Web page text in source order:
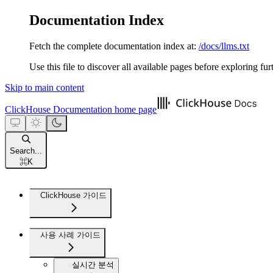
Documentation Index
Fetch the complete documentation index at: /docs/llms.txt
Use this file to discover all available pages before exploring
Skip to main content
ClickHouse Documentation home page
Search...
⌘K
ClickHouse 가이드
사용 사례 가이드
실시간 분석